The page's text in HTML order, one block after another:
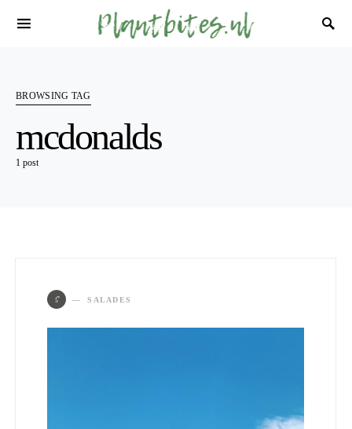
BROWSING TAG
mcdonalds
1 post
S SALADES